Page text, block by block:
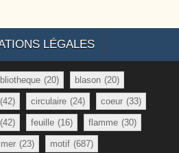
LÉGALES
(20) blason (20)
(42) circulaire (24) coeur (33)
(42) feuille (16) flamme (30)
mer (23) motif (687)